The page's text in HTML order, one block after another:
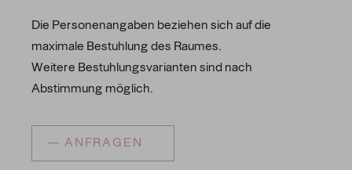
Die Personenangaben beziehen sich auf die
maximale Bestuhlung des Raumes.
Weitere Bestuhlungsvarianten sind nach
Abstimmung möglich.
ANFRAGEN